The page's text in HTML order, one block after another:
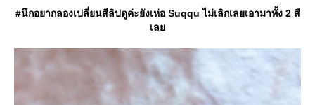
#นึกอยากลองเปลี่ยนสีลิปดูค่ะยังเห่อ Suqqu ไม่เลิกเลยเอามาทั้ง 2 สี
เล